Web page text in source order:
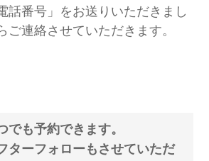
話番号」をお送りいただきまし
ご連絡させていただきます。
でも予約できます。
ターフォローもさせていただ